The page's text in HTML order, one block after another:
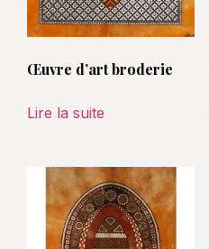
Œuvre d’art broderie
Lire la suite